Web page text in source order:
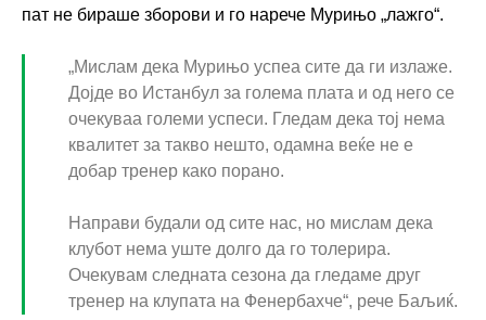
пат не бираше зборови и го нарече Мурињо „лажго“.
„Мислам дека Мурињо успеа сите да ги излаже.
Дојде во Истанбул за голема плата и од него се
очекуваа големи успеси. Гледам дека тој нема
квалитет за такво нешто, одамна веќе не е
добар тренер како порано.
Направи будали од сите нас, но мислам дека
клубот нема уште долго да го толерира.
Очекувам следната сезона да гледаме друг
тренер на клупата на Фенербахче“, рече Баљиќ.